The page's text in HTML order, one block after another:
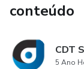
conteúdo
CDT
5 Ano